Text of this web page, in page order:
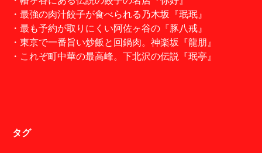
・最強の肉汁餃子が食べられる乃木坂『珉珉』
・最も予約が取りにくい阿佐ヶ谷の『豚八戒』
・東京で一番旨い炒飯と回鍋肉。神楽坂『龍朋』
・これぞ町中華の最高峰。下北沢の伝説『珉亭』
タグ